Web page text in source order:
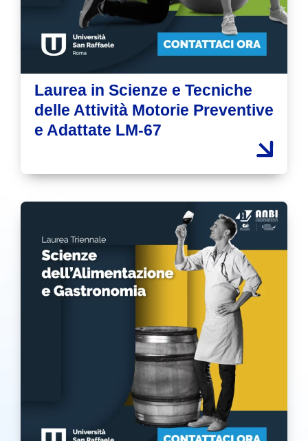
Laurea in Scienze e Tecniche
delle Attività Motorie Preventive
e Adattate LM-67